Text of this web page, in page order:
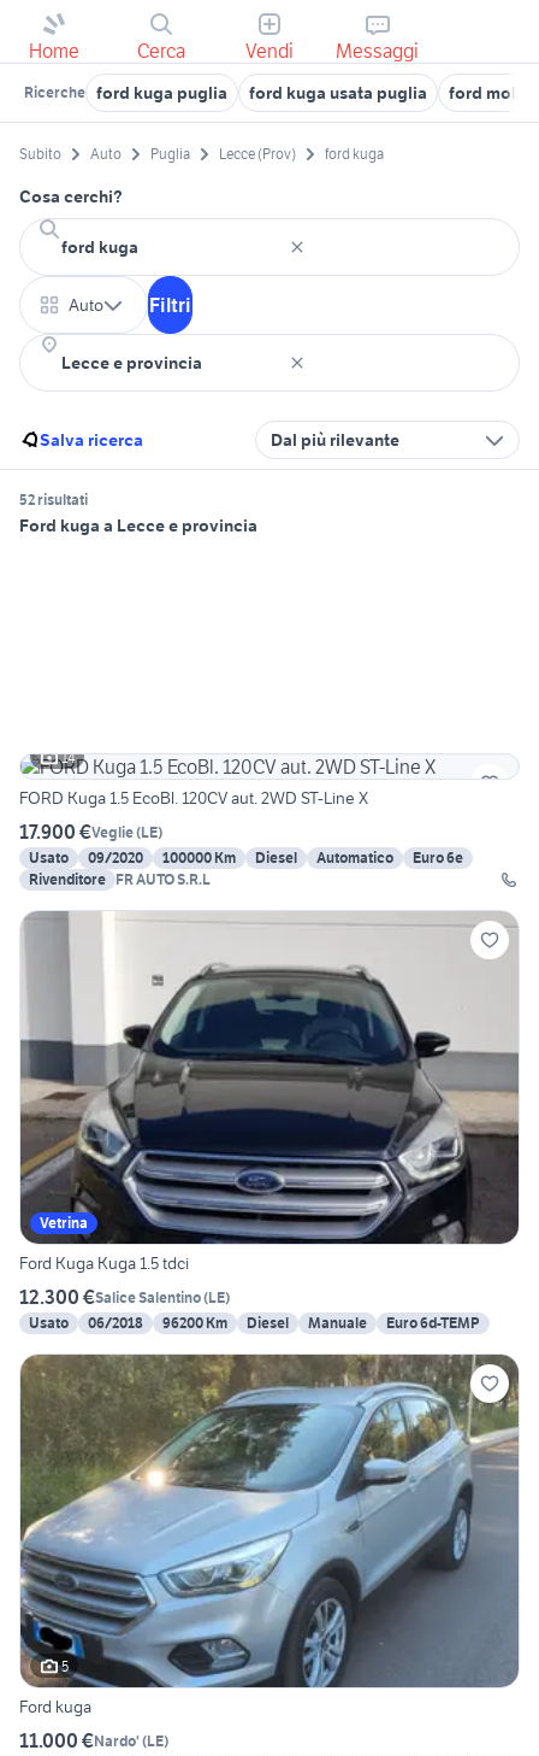
Home Cerca Vendi Messaggi
Ricerche ford kuga puglia ford kuga usata puglia ford
Subito Auto Puglia Lecce (Prov) ford kuga
Cosa cerchi?
Auto Filtri
Salva ricerca Dal più rilevante
52 risultati
Ford kuga a Lecce e provincia
14
FORD Kuga 1.5 EcoBl. 120CV aut. 2WD ST-Line X
17.900 €Veglie(LE)
Usato
09/2020 100000 Km Diesel Automatico
Euro 6e
Rivenditore FR AUTO S.R.L
Vetrina
Ford Kuga Kuga 1.5 tdci
12.300 €Salice Salentino(LE)
Usato
06/2018 96200 Km Diesel Manuale Euro 6d-TEMP
5
Ford kuga
11.000 €Nardo' (LE)